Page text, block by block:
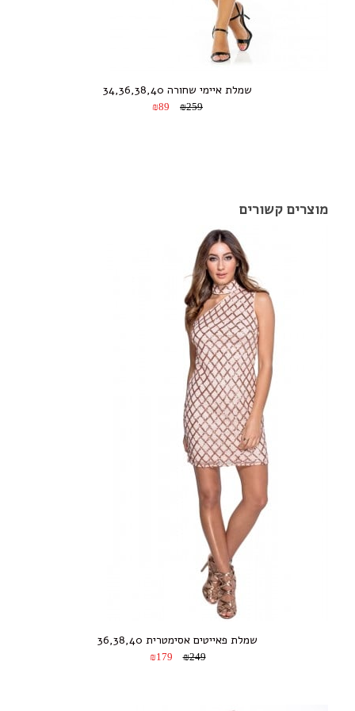
שמלת איימי שחורה 34,36,38,40
₪259
₪89
מוצרים קשורים
שמלת פאייטים אסימטרית 36,38,40
₪249
₪179